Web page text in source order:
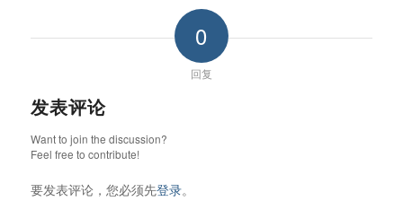
0
回复
发表评论
Want to join the discussion?
Feel free to contribute!
要发表评论，您必须先登录。